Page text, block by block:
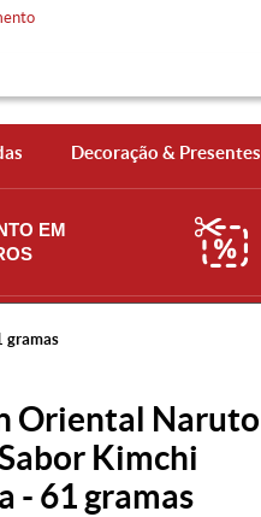
Decoração & Presentes
EM
gramas
Oriental Naruto
Kimchi
- 61 gramas